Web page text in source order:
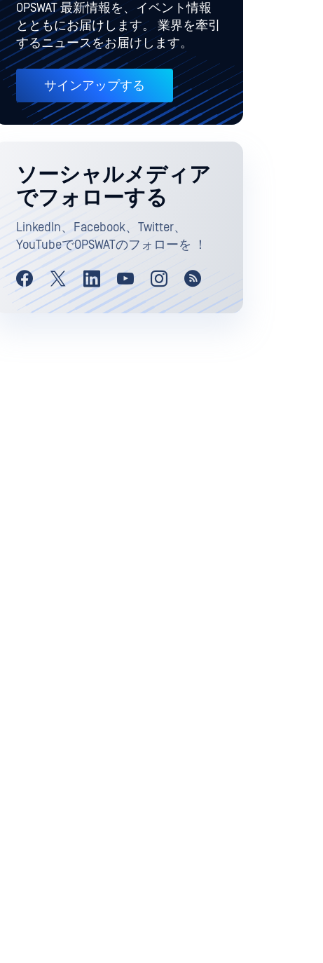
OPSWAT 最新情報を、イベント情報
とともにお届けします。 業界を牽引
するニュースをお届けします。
サインアップする
ソーシャルメディア
でフォローする
LinkedIn、Facebook、Twitter、
YouTubeでOPSWATのフォローを ！